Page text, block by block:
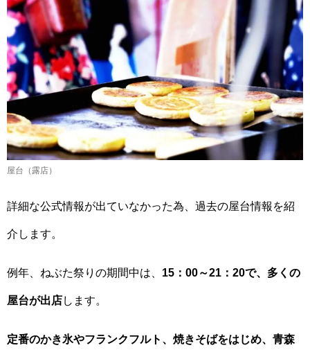
屋台（露店）
詳細な公式情報が出ていなかった為、過去の屋台情報を紹
介します。
例年、ねぶた祭りの期間中は、 15：00～21：20で、多くの
屋台が出店します。
定番のかき氷やフランクフルト、焼きそばをはじめ、青森